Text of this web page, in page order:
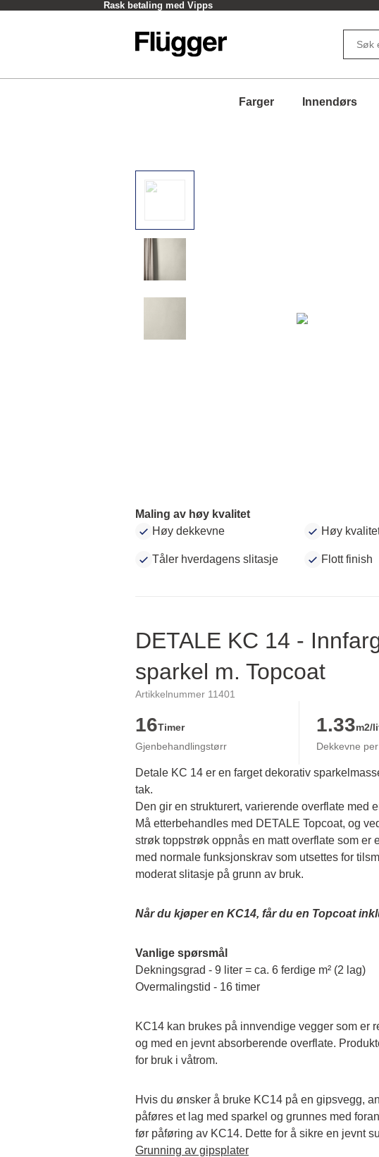
Rask betaling med Vipps
Farger Innendørs
Maling av høy kvalitet
Høy dekkevne
Høy
Tåler hverdagens slitasje Flott finish
DETALE KC 14 -
sparkel m. Topcoat
Artikkelnummer 11401
16Timer
Gjenbehandlingstørr
1.33m2/
Dekkevne
Detale KC 14 er en farget dekorativ
tak.
Den gir en strukturert, varierende overflate med
Må etterbehandles med DETALE Topcoat, og
strøk toppstrøk oppnås en matt overflate som er
med normale funksjonskrav som utsettes for
moderat slitasje på grunn av bruk.
Når du kjøper en KC14, får du en Topcoat
Vanlige spørsmål
Dekningsgrad - 9 liter = ca. 6 ferdige m² (2 lag)
Overmalingstid - 16 timer
KC14 kan brukes på innvendige vegger som er
og med en jevnt absorberende overflate.
for bruk i våtrom.
Hvis du ønsker å bruke KC14 på en gipsvegg,
påføres et lag med sparkel og grunnes med
før påføring av KC14. Dette for å sikre en jevnt
Grunning av gipsplater